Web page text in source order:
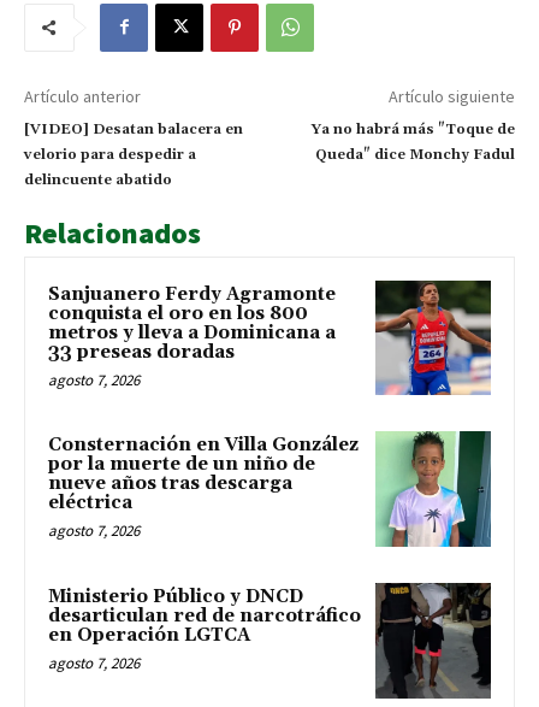
Artículo anterior
[VIDEO] Desatan balacera en
velorio para despedir a
delincuente abatido
Artículo siguiente
Ya no habrá más "Toque de
Queda" dice Monchy Fadul
Relacionados
Sanjuanero Ferdy Agramonte
conquista el oro en los 800
metros y lleva a Dominicana a
33 preseas doradas
agosto 7, 2026
Consternación en Villa González
por la muerte de un niño de
nueve años tras descarga
eléctrica
agosto 7, 2026
Ministerio Público y DNCD
desarticulan red de narcotráfico
en Operación LGTCA
agosto 7, 2026